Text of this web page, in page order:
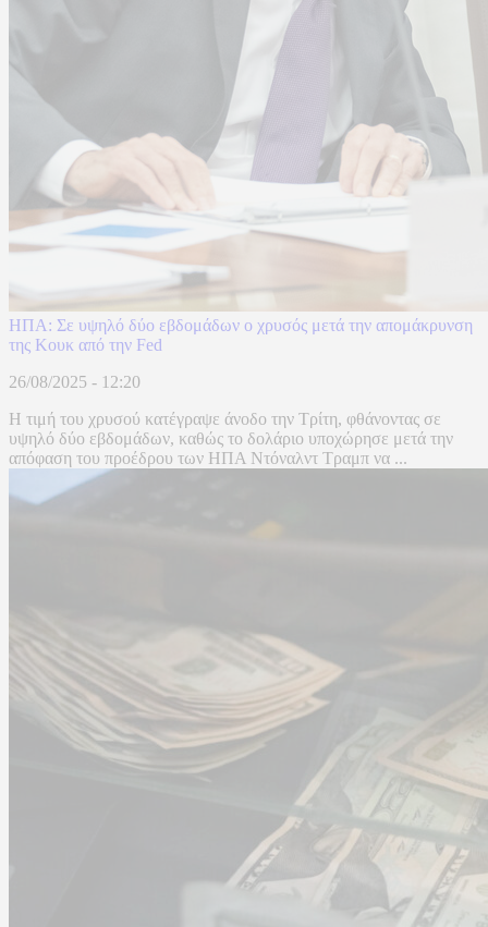
ΗΠΑ: Σε υψηλό δύο εβδομάδων ο χρυσός μετά την απομάκρυνση
της Κουκ από την Fed
26/08/2025 - 12:20
Η τιμή του χρυσού κατέγραψε άνοδο την Τρίτη, φθάνοντας σε
υψηλό δύο εβδομάδων, καθώς το δολάριο υποχώρησε μετά την
απόφαση του προέδρου των ΗΠΑ Ντόναλντ Τραμπ να ...